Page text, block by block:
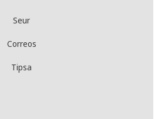
Seur
Correos
Tipsa